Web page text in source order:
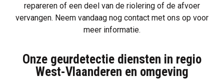
repareren of een deel van de riolering of de afvoer
vervangen. Neem vandaag nog contact met ons op voor
meer informatie.
Onze geurdetectie diensten in regio
West-Vlaanderen en omgeving